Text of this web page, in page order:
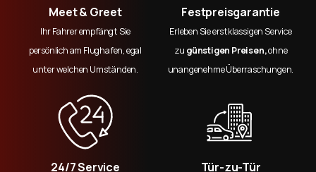
Meet & Greet
Ihr Fahrer empfängt Sie
persönlich am Flughafen, egal
unter welchen Umständen.
Festpreisgarantie
Erleben Sie erstklassigen Service
zu günstigen Preisen,ohne
unangenehme Überraschungen.
24/7 Service Tür-zu-Tür